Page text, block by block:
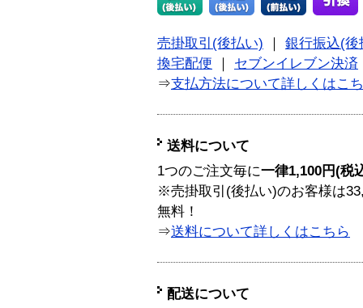
売掛取引(後払い)
銀行振込(後
換宅配便
セブンイレブン決済
⇒支払方法について詳しくはこ
送料について
1つのご注文毎に一律1,100円(税
※売掛取引(後払い)のお客様は
無料！
⇒送料について詳しくはこちら
配送について